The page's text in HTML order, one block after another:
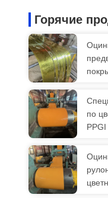
Горячие
по
стен